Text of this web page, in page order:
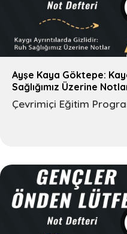
Ayşe Kaya Göktepe:
Sağlığımız Üzerine
Çevrimiçi Eğitim